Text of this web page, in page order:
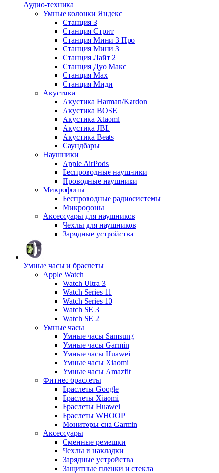
Аудио-техника
Умные колонки Яндекс
Станция 3
Станция Стрит
Станция Мини 3 Про
Станция Мини 3
Станция Лайт 2
Станция Дуо Макс
Станция Max
Станция Миди
Акустика
Акустика Harman/Kardon
Акустика BOSE
Акустика Xiaomi
Акустика JBL
Акустика Beats
Саундбары
Наушники
Apple AirPods
Беспроводные наушники
Проводные наушники
Микрофоны
Беспроводные радиосистемы
Микрофоны
Аксессуары для наушников
Чехлы для наушников
Зарядные устройства
Умные часы и браслеты
Apple Watch
Watch Ultra 3
Watch Series 11
Watch Series 10
Watch SE 3
Watch SE 2
Умные часы
Умные часы Samsung
Умные часы Garmin
Умные часы Huawei
Умные часы Xiaomi
Умные часы Amazfit
Фитнес браслеты
Браслеты Google
Браслеты Xiaomi
Браслеты Huawei
Браслеты WHOOP
Мониторы сна Garmin
Аксессуары
Сменные ремешки
Чехлы и накладки
Зарядные устройства
Защитные пленки и стекла